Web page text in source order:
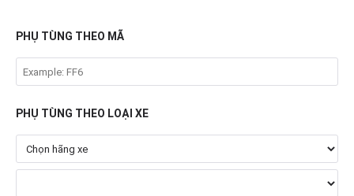
PHỤ TÙNG THEO MÃ
PHỤ TÙNG THEO LOẠI XE